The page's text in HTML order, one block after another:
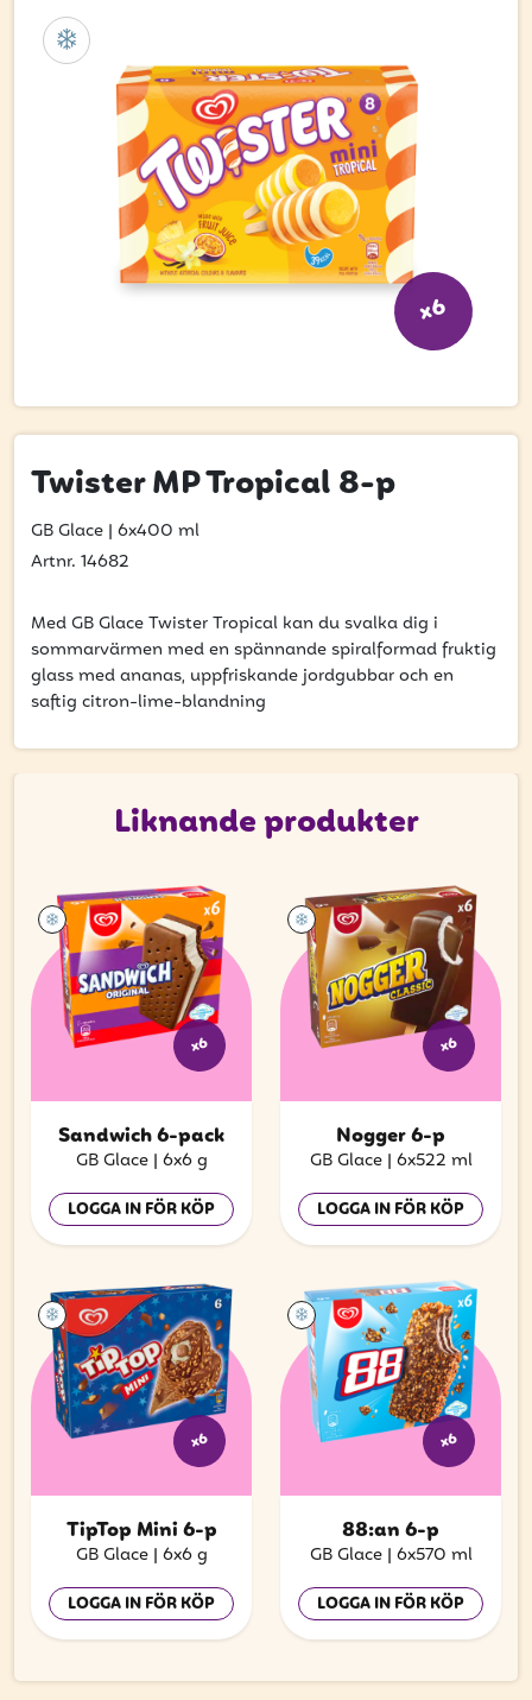
Hitta din grossist
Hållbarhet
Jobba hos oss
Kontakta oss
att få uppdateringar kring kampanjer?
Ange din e-postadress nedan för att ta del av våra nyheter
E-postadress
x6
Twister MP Tropical 8-p
GB Glace | 6x400 ml
Artnr. 14682
Med GB Glace Twister Tropical kan du svalka dig i
sommarvärmen med en spännande spiralformad fruktig
glass med ananas, uppfriskande jordgubbar och en
saftig citron-lime-blandning
Liknande produkter
x6
Sandwich 6-pack
GB Glace | 6x6 g
LOGGA IN FÖR KÖP
x6
Nogger 6-p
GB Glace | 6x522 ml
LOGGA IN FÖR KÖP
x6
TipTop Mini 6-p
GB Glace | 6x6 g
LOGGA IN FÖR KÖP
x6
88:an 6-p
GB Glace | 6x570 ml
LOGGA IN FÖR KÖP